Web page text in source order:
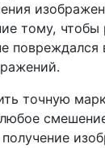
тому, чтобы
точную